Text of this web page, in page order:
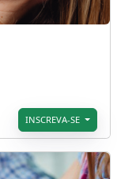
INSCREVA-SE